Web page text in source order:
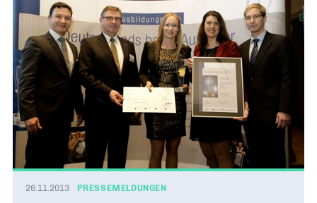
26.11.2013 PRESSEMELDUNGEN